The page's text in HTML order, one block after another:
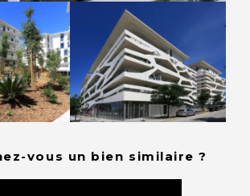
vous un bien similaire ?